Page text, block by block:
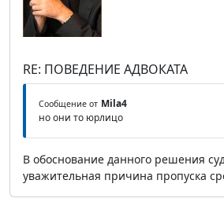
RE: ПОВЕДЕНИЕ АДВОКАТА
Сообщение от Mila4
но они то юрлицо
В обоснование данного решения
уважительная причина пропуска